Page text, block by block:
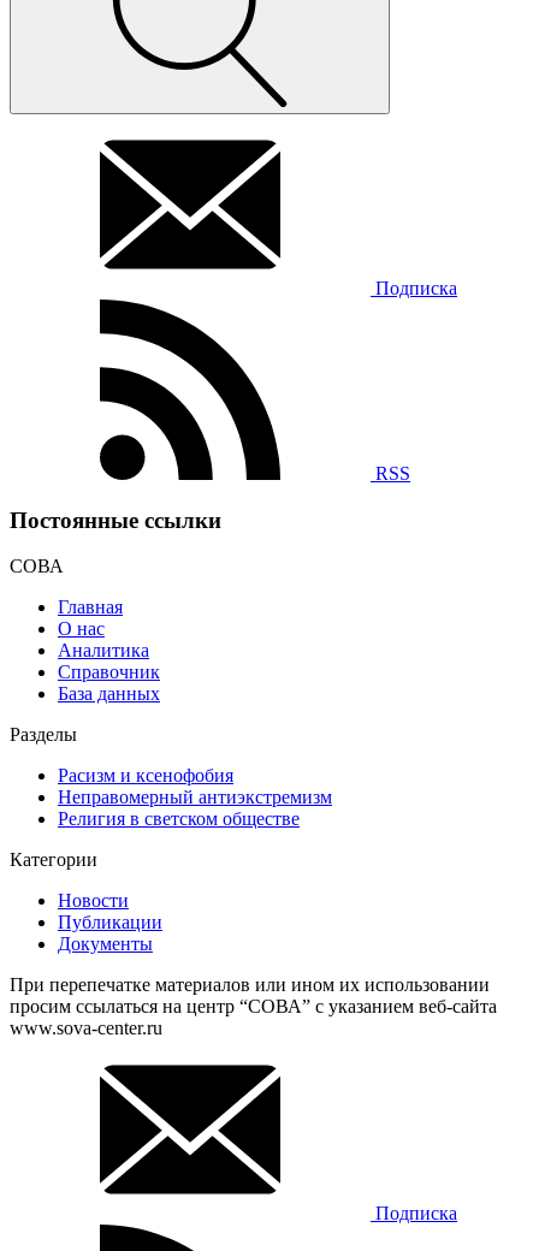
Подписка
RSS
Постоянные ссылки
СОВА
Главная
О нас
Аналитика
Справочник
База данных
Разделы
Расизм и ксенофобия
Неправомерный антиэкстремизм
Религия в светском обществе
Категории
Новости
Публикации
Документы
При перепечатке материалов или ином их использовании
просим ссылаться на центр “СОВА” с указанием веб-сайта
www.sova-center.ru
Подписка